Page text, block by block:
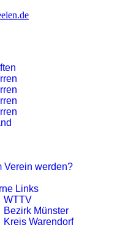
Verein werden?
Links
WTTV
Bezirk Münster
Kreis Warendorf